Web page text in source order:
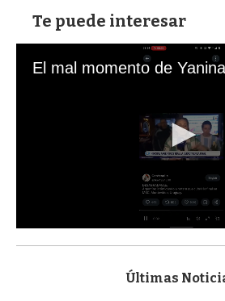
Te puede interesar
s
Últimas